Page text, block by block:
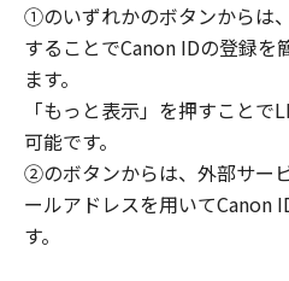
①のいずれかのボタンからは
することでCanon IDの登録を
ます。
「もっと表示」を押すこと
可能です。
②のボタンからは、外部サー
ールアドレスを用いてCanon
す。